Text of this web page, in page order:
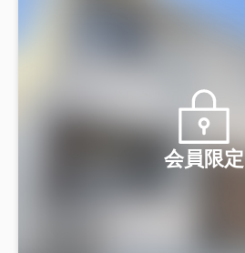
会員限定